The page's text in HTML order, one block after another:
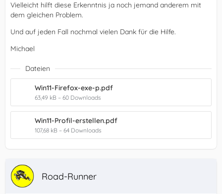
Vielleicht hilft diese Erkenntnis ja noch jemand anderem mit
dem gleichen Problem.
Und auf jeden Fall nochmal vielen Dank für die Hilfe.
Michael
Dateien
Win11-Firefox-exe-p.pdf
63,49 kB – 60 Downloads
Win11-Profil-erstellen.pdf
107,68 kB – 64 Downloads
Road-Runner